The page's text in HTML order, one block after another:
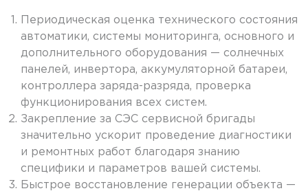
Периодическая оценка технического состояния
автоматики, системы мониторинга, основного и
дополнительного оборудования — солнечных
панелей, инвертора, аккумуляторной батареи,
контроллера заряда-разряда, проверка
функционирования всех систем.
Закрепление за СЭС сервисной бригады
значительно ускорит проведение диагностики
и ремонтных работ благодаря знанию
специфики и параметров вашей системы.
Быстрое восстановление генерации объекта —